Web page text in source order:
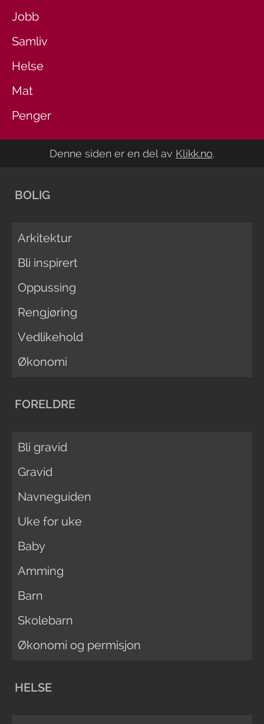
Jobb
Samliv
Helse
Mat
Penger
Denne siden er en del av Klikk.no.
BOLIG
Arkitektur
Bli inspirert
Oppussing
Rengjøring
Vedlikehold
Økonomi
FORELDRE
Bli gravid
Gravid
Navneguiden
Uke for uke
Baby
Amming
Barn
Skolebarn
Økonomi og permisjon
HELSE